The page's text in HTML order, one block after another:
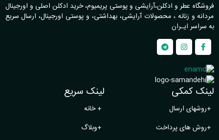
فروشگاه عطر و ادکلن،آرایشی و پوستی پریمیوم، خرید ادکلن اصلی و اورجینال
مردانه و زنانه ، محصولات آرایشی، بهداشتی، و پوستی اورجینال، ارسال سریع
به سراسر ایـران
لینک کمکی
+روشهای ارسال
+روش های پرداخت
لینک سریع
+خانه
+وبلاگ